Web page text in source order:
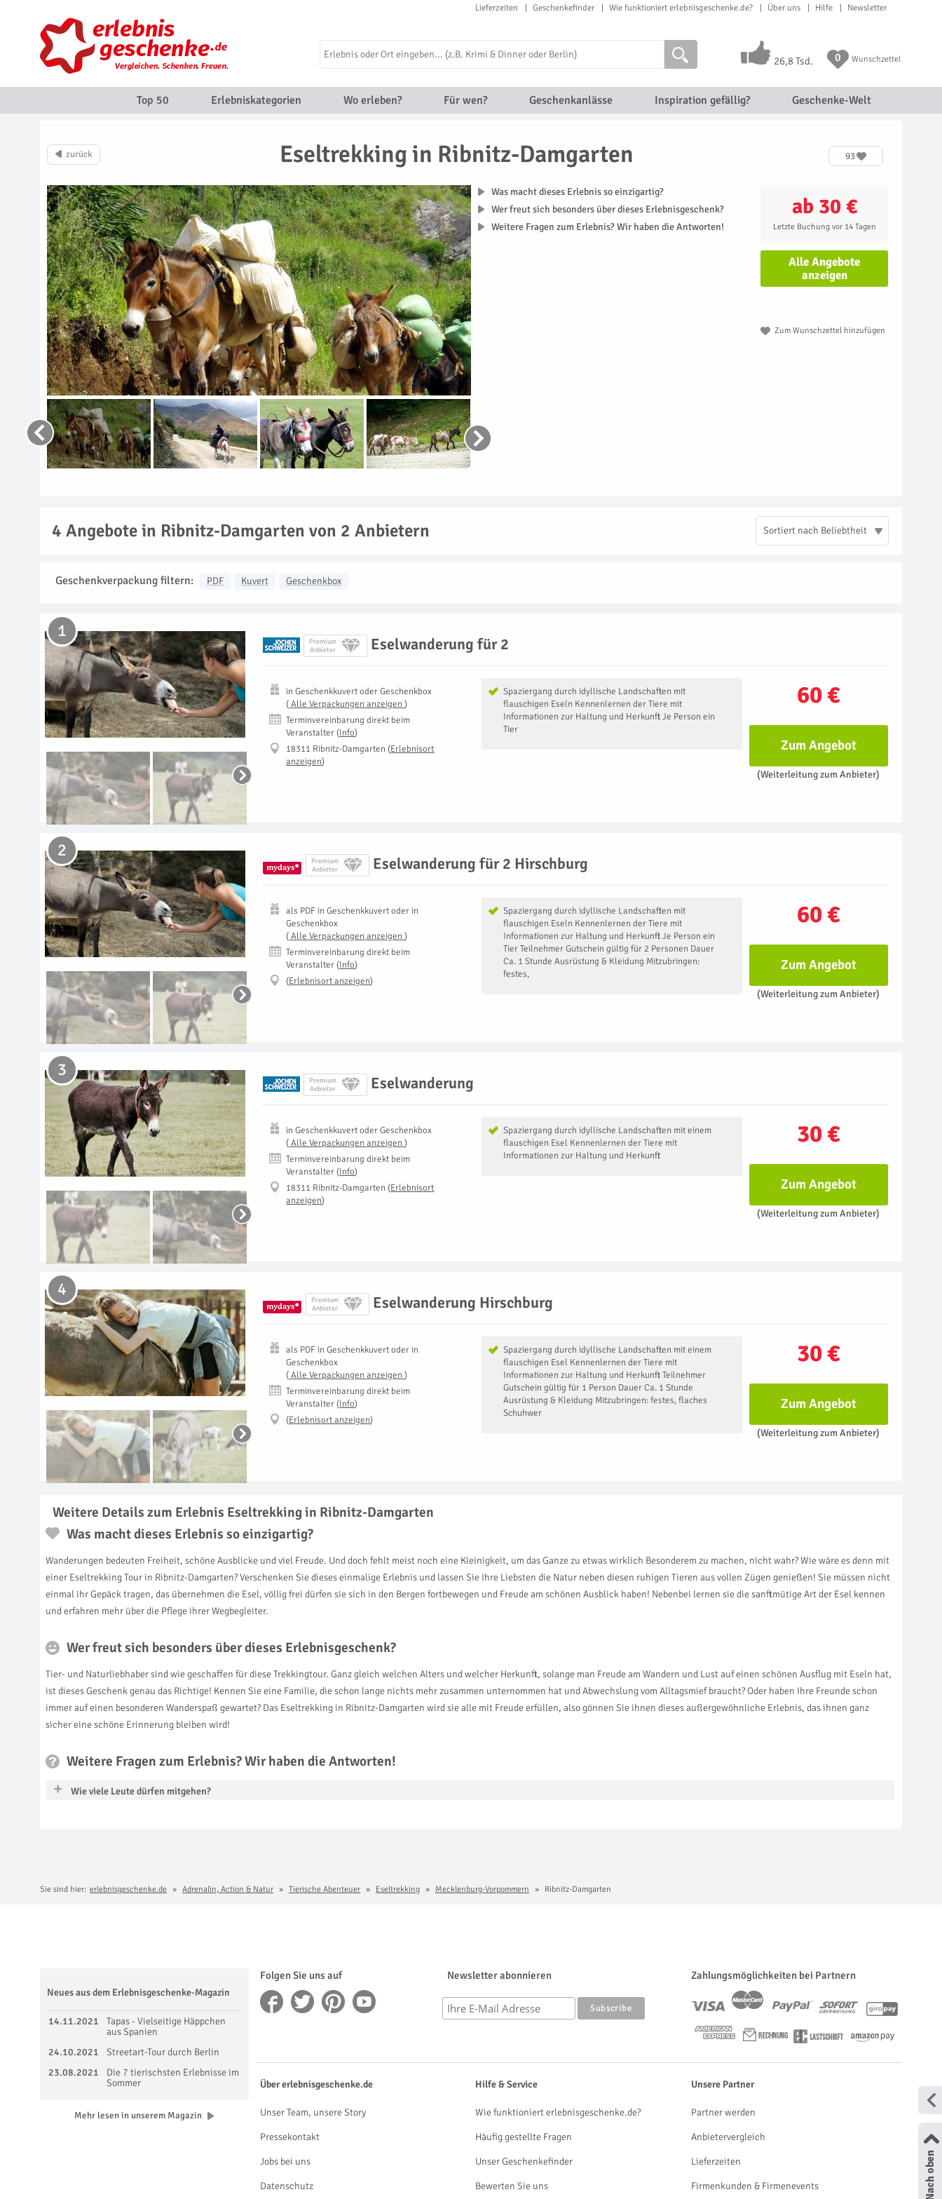
Lieferzeiten Geschenkefinder Wie funktioniert erlebnisgeschenke.de? Über uns Hilfe Newsletter
26,8 Tsd. 0 Wunschzettel
Top 50 Erlebniskategorien Wo erleben? Für wen? Geschenkanlässe Inspiration gefällig? Geschenke-Welt
Eseltrekking in Ribnitz-Damgarten 93
ab 30 €
Letzte Buchung vor 14 Tagen
Alle Angebote
anzeigen
Zum Wunschzettel hinzufügen
Was macht dieses Erlebnis so einzigartig?
Wer freut sich besonders über dieses Erlebnisgeschenk?
Weitere Fragen zum Erlebnis? Wir haben die Antworten!
4 Angebote in Ribnitz-Damgarten von 2 Anbietern Sortiert nach Beliebtheit
Geschenkverpackung filtern: PDF Kuvert Geschenkbox
Premium
Anbieter
Eselwanderung für 2
1
60 €
Spaziergang durch idyllische Landschaften mit
flauschigen Eseln Kennenlernen der Tiere mit
Informationen zur Haltung und Herkunft Je Person ein
Tier
inGeschenkkuvert oder Geschenkbox
( Alle Verpackungen anzeigen )
Terminvereinbarung direkt beim
Veranstalter (Info)
18311 Ribnitz-Damgarten (Erlebnisort
anzeigen)
Zum Angebot
(Weiterleitung zum Anbieter)
Premium
Anbieter
Eselwanderung für 2 Hirschburg
2
60 €
Spaziergang durch idyllische Landschaften mit
flauschigen Eseln Kennenlernen der Tiere mit
Informationen zur Haltung und Herkunft Je Person ein
Tier Teilnehmer Gutschein gültig für 2 Personen Dauer
Ca. 1 Stunde Ausrüstung & Kleidung Mitzubringen:
festes,
als PDFinGeschenkkuvert oder in
Geschenkbox
( Alle Verpackungen anzeigen )
Terminvereinbarung direkt beim
Veranstalter (Info)
(Erlebnisort anzeigen)
Zum Angebot
(Weiterleitung zum Anbieter)
Premium
Anbieter
Eselwanderung
3
30 €
Spaziergang durch idyllische Landschaften mit einem
flauschigen Esel Kennenlernen der Tiere mit
Informationen zur Haltung und Herkunft
inGeschenkkuvert oder Geschenkbox
( Alle Verpackungen anzeigen )
Terminvereinbarung direkt beim
Veranstalter (Info)
18311 Ribnitz-Damgarten (Erlebnisort
anzeigen)
Zum Angebot
(Weiterleitung zum Anbieter)
Premium
Anbieter
Eselwanderung Hirschburg
4
30 €
Spaziergang durch idyllische Landschaften mit einem
flauschigen Esel Kennenlernen der Tiere mit
Informationen zur Haltung und Herkunft Teilnehmer
Gutschein gültig für 1 Person Dauer Ca. 1 Stunde
Ausrüstung & Kleidung Mitzubringen: festes, flaches
Schuhwer
als PDFinGeschenkkuvert oder in
Geschenkbox
( Alle Verpackungen anzeigen )
Terminvereinbarung direkt beim
Veranstalter (Info)
(Erlebnisort anzeigen)
Zum Angebot
(Weiterleitung zum Anbieter)
Weitere Details zum Erlebnis Eseltrekking in Ribnitz-Damgarten
Was macht dieses Erlebnis so einzigartig?
Wanderungen bedeuten Freiheit, schöne Ausblicke und viel Freude. Und doch fehlt meist noch eine Kleinigkeit, um das Ganze zu etwas wirklich Besonderem zu machen, nicht wahr? Wie wäre es denn mit
einer Eseltrekking Tour in Ribnitz-Damgarten? Verschenken Sie dieses einmalige Erlebnis und lassen Sie Ihre Liebsten die Natur neben diesen ruhigen Tieren aus vollen Zügen genießen! Sie müssen nicht
einmal ihr Gepäck tragen, das übernehmen die Esel, völlig frei dürfen sie sich in den Bergen fortbewegen und Freude am schönen Ausblick haben! Nebenbei lernen sie die sanftmütige Art der Esel kennen
und erfahren mehr über die Pflege ihrer Wegbegleiter.
Wer freut sich besonders über dieses Erlebnisgeschenk?
Tier- und Naturliebhaber sind wie geschaffen für diese Trekkingtour. Ganz gleich welchen Alters und welcher Herkunft, solange man Freude am Wandern und Lust auf einen schönen Ausflug mit Eseln hat,
ist dieses Geschenk genau das Richtige! Kennen Sie eine Familie, die schon lange nichts mehr zusammen unternommen hat und Abwechslung vom Alltagsmief braucht? Oder haben Ihre Freunde schon
immer auf einen besonderen Wanderspaß gewartet? Das Eseltrekking in Ribnitz-Damgarten wird sie alle mit Freude erfüllen, also gönnen Sie ihnen dieses außergewöhnliche Erlebnis, das ihnen ganz
sicher eine schöne Erinnerung bleiben wird!
Weitere Fragen zum Erlebnis? Wir haben die Antworten!
Wie viele Leute dürfen mitgehen?
Sie sind hier: erlebnisgeschenke.de Adrenalin, Action & Natur Tierische Abenteuer Eseltrekking Mecklenburg-Vorpommern Ribnitz-Damgarten
Folgen Sie uns auf Newsletter abonnieren Zahlungsmöglichkeiten bei Partnern
Neues aus dem Erlebnisgeschenke-Magazin
14.11.2021
Tapas - Vielseitige Häppchen
aus Spanien
24.10.2021
Streetart-Tour durch Berlin
23.08.2021
Die 7 tierischsten Erlebnisse im
Sommer
Mehr lesen in unserem Magazin
Über erlebnisgeschenke.de
Unser Team, unsere Story
Pressekontakt
Jobs bei uns
Datenschutz
Hilfe & Service
Wie funktioniert erlebnisgeschenke.de?
Häufig gestellte Fragen
Unser Geschenkefinder
Bewerten Sie uns
Unsere Partner
Partner werden
Anbietervergleich
Lieferzeiten
Firmenkunden & Firmenevents